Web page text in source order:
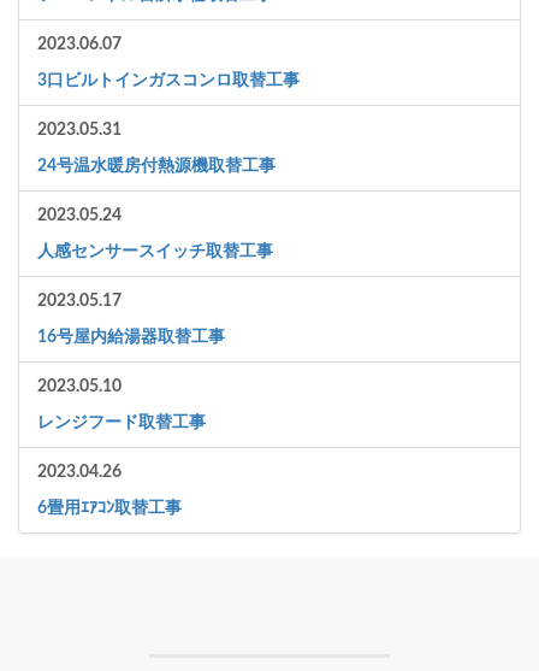
2023.06.07
3口ビルトインガスコンロ取替工事
2023.05.31
24号温水暖房付熱源機取替工事
2023.05.24
人感センサースイッチ取替工事
2023.05.17
16号屋内給湯器取替工事
2023.05.10
レンジフード取替工事
2023.04.26
6畳用ｴｱｺﾝ取替工事